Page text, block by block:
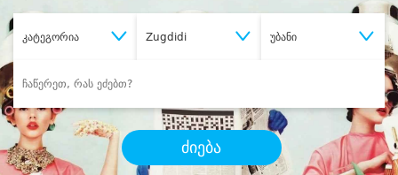
კატეგორია Zugdidi უბანი
ძიება